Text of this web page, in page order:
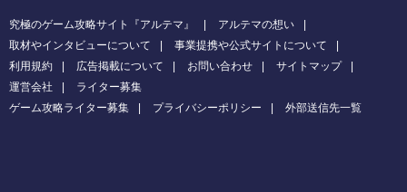
究極のゲーム攻略サイト『アルテマ』
アルテマの想い
取材やインタビューについて
事業提携や公式サイトについて
利用規約
広告掲載について お問い合わせ
サイトマップ
運営会社
ライター募集
ゲーム攻略ライター募集
プライバシーポリシー 外部送信先一覧